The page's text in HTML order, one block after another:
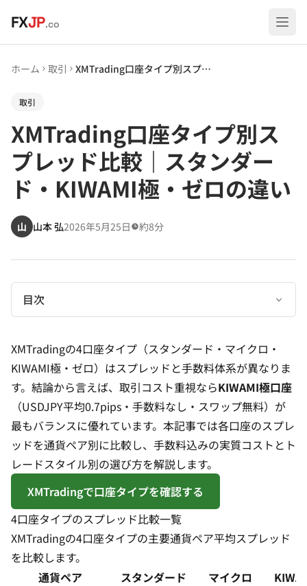
FXJP.co
ホーム 取引 XMTrading口座タイプ別スプレッド比較｜スタンダード・KIWAMI極・ゼロの違い
取引
XMTrading口座タイプ別ス
プレッド比較｜スタンダー
ド・KIWAMI極・ゼロの違い
山 山本 弘2026年5月25日 約8分
目次
XMTradingの4口座タイプ（スタンダード・マイクロ・
KIWAMI極・ゼロ）はスプレッドと手数料体系が異なりま
す。結論から言えば、取引コスト重視ならKIWAMI極口座
（USDJPY平均0.7pips・手数料なし・スワップ無料）が
最もバランスに優れています。本記事では各口座のスプレ
ッドを通貨ペア別に比較し、手数料込みの実質コストとト
レードスタイル別の選び方を解説します。
XMTradingで口座タイプを確認する
4口座タイプのスプレッド比較一覧
XMTradingの4口座タイプの主要通貨ペア平均スプレッド
を比較します。
通貨ペア
スタンダード マイクロ